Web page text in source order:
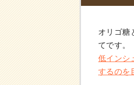
オリゴ糖
てです。
低インシ
するのを